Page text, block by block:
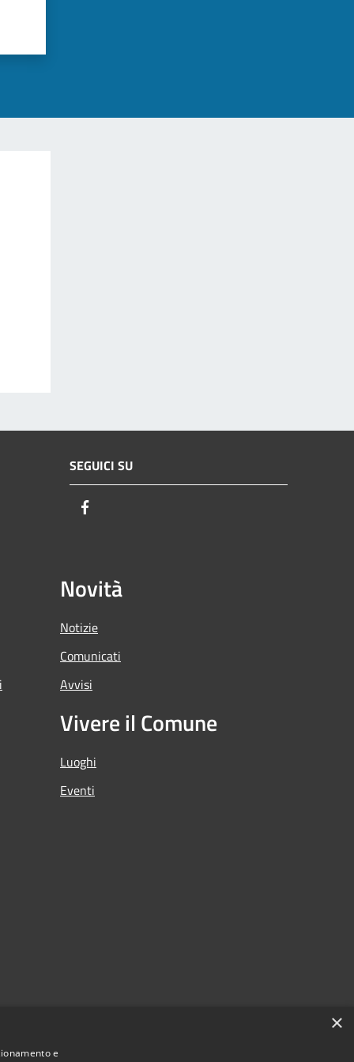
SEGUICI SU
Novità
Notizie
Comunicati
Avvisi
Vivere il Comune
Luoghi
Eventi
×
e